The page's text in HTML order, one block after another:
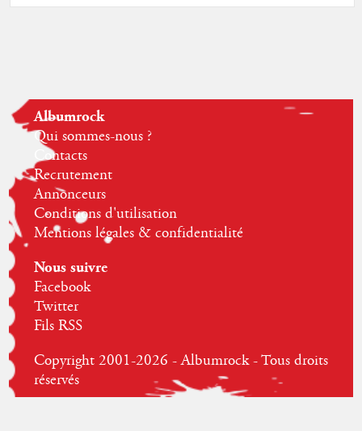
Albumrock
Qui sommes-nous ?
Contacts
Recrutement
Annonceurs
Conditions d'utilisation
Mentions légales & confidentialité
Nous suivre
Facebook
Twitter
Fils RSS
Copyright 2001-2026 - Albumrock - Tous droits
réservés